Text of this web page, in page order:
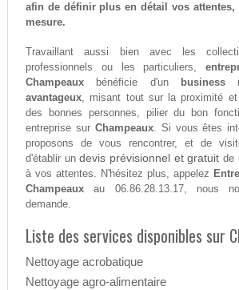
afin de définir plus en détail vos attentes,
mesure.
Travaillant aussi bien avec les
professionnels ou les particuliers,
Champeauxbénéficie d'un
avantageux, misant tout sur la proximité
des bonnes personnes, pilier du bon
entreprise sur Champeaux. Si vous êtes
proposons de vous rencontrer, et de
d'établir undevis prévisionnel et gratuit de
à vos attentes. N'hésitez plus, appelez
Champeauxau 06.86.28.13.17, nous
demande.
Liste des services disponibles sur
Nettoyage acrobatique
Nettoyage agro-alimentaire